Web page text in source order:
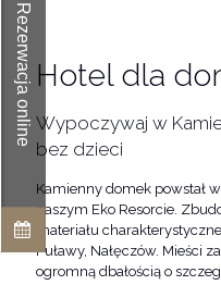
Rezerwacja online Hotel dla
Wypoczywaj w
bez dzieci
Kamienny domek powstał
naszym Eko Resorcie.
materiału
Puławy, Nałęczów. Mieści
ogromną dbałością o